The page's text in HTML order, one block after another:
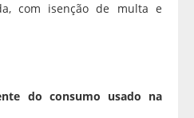
com isenção de multa e
do consumo usado na